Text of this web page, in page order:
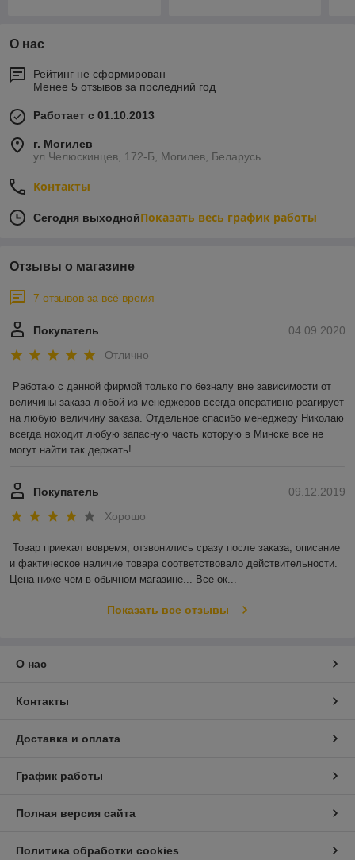
О нас
Рейтинг не сформирован
Менее 5 отзывов за последний год
Работает с 01.10.2013
г. Могилев
ул.Челюскинцев, 172-Б, Могилев, Беларусь
Контакты
Сегодня выходнойПоказать весь график работы
Отзывы о магазине
7 отзывов за всё время
04.09.2020
Покупатель
Отлично
Работаю с данной фирмой только по безналу вне зависимости от
величины заказа любой из менеджеров всегда оперативно реагирует
на любую величину заказа. Отдельное спасибо менеджеру Николаю
всегда ноходит любую запасную часть которую в Минске все не
могут найти так держать!
09.12.2019
Покупатель
Хорошо
Товар приехал вовремя, отзвонились сразу после заказа, описание
и фактическое наличие товара соответствовало действительности.
Цена ниже чем в обычном магазине... Все ок...
Показать все отзывы
О нас
Контакты
Доставка и оплата
График работы
Полная версия сайта
Политика обработки cookies